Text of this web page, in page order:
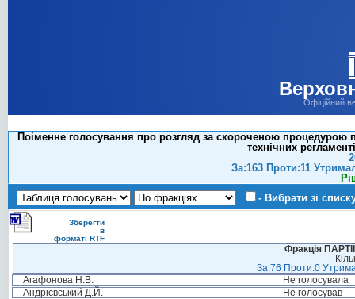
Офіційний
Поіменне голосування про розгляд за скороченою процедурою
технічних
За:163 Проти:11
- Вибрати зі
Зберегти
в
форматі RTF
Фракція
За:76 Проти:0
Агафонова Н.В.
Не голосувала
Андрієвський Д.Й.
Не голосував